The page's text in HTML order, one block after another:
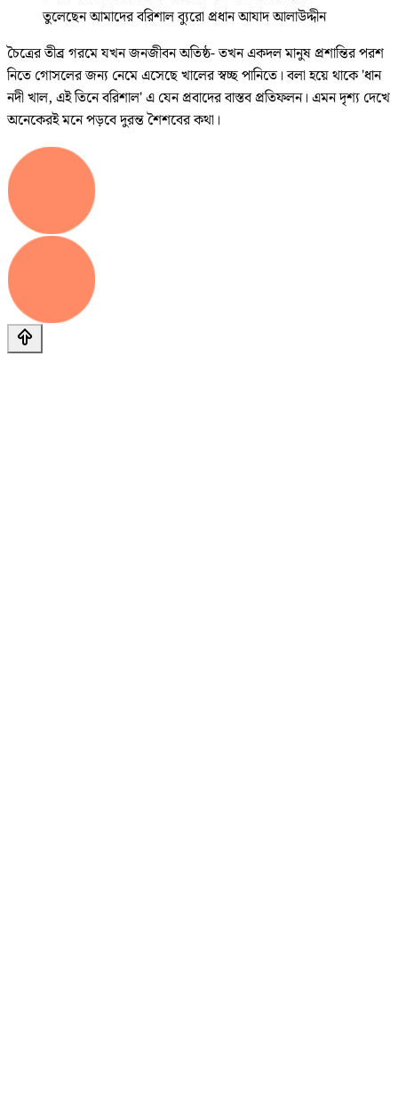
তুলেছেন আমাদের বরিশাল ব্যুরো প্রধান আযাদ আলাউদ্দীন
চৈত্রের তীব্র গরমে যখন জনজীবন অতিষ্ঠ- তখন একদল মানুষ প্রশান্তির পরশ
নিতে গোসলের জন্য নেমে এসেছে খালের স্বচ্ছ পানিতে। বলা হয়ে থাকে 'ধান
নদী খাল, এই তিনে বরিশাল' এ যেন প্রবাদের বাস্তব প্রতিফলন। এমন দৃশ্য দেখে
অনেকেরই মনে পড়বে দুরন্ত শৈশবের কথা।